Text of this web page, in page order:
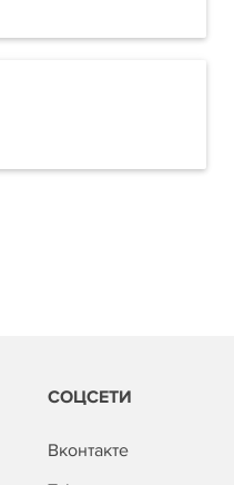
СОЦСЕТИ
Вконтакте